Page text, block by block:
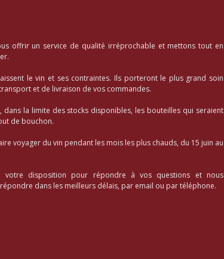
offrir un service de qualité irréprochable et mettons tout en
le vin et ses contraintes. Ils porteront le plus grand soin
et de livraison de vos commandes.
dans la limite des stocks disponibles, les bouteilles qui seraient
de bouchon.
voyager du vin pendant les mois les plus chauds, du 15 juin au
votre disposition pour répondre à vos questions et nous
dans les meilleurs délais, par email ou par téléphone.